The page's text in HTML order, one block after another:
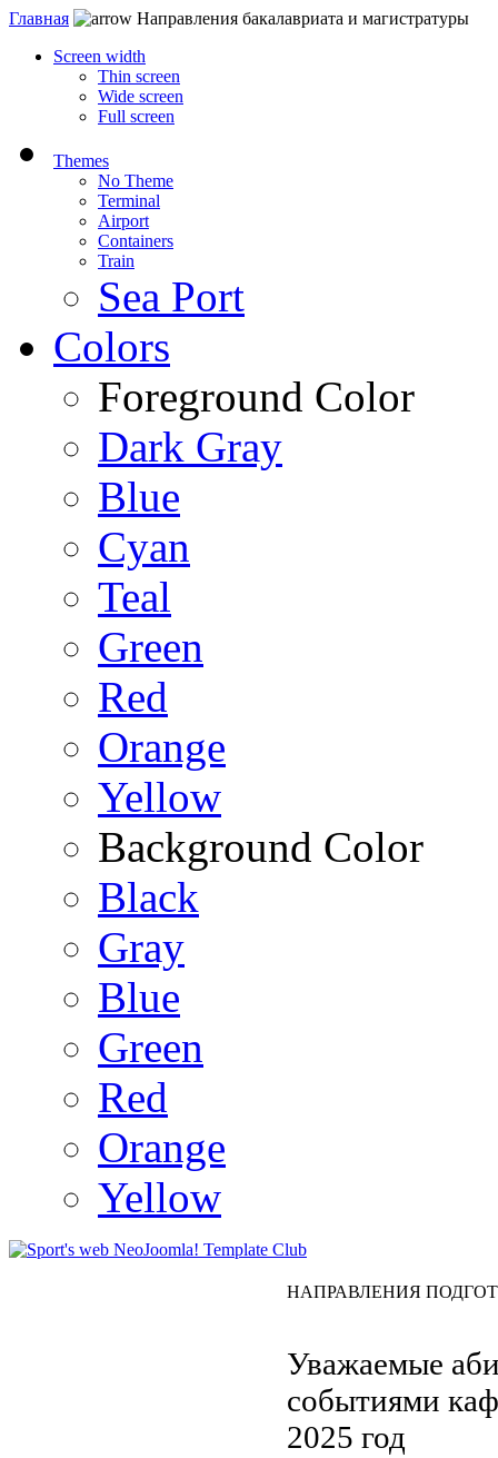
Главная
Направления бакалавриата и магистратуры
Screen width
Thin screen
Wide screen
Full screen
Themes
No Theme
Terminal
Airport
Containers
Train
Sea Port
Colors
Foreground Color
Dark Gray
Blue
Cyan
Teal
Green
Red
Orange
Yellow
Background Color
Black
Gray
Blue
Green
Red
Orange
Yellow
НАПРАВЛЕНИЯ
Уважаемые
событиями
2025 год